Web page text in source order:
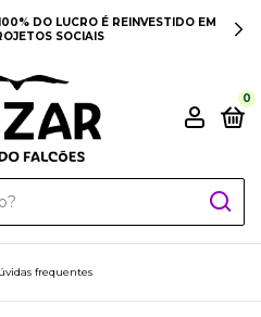
DO LUCRO É REINVESTIDO EM
SOCIAIS
0
frequentes